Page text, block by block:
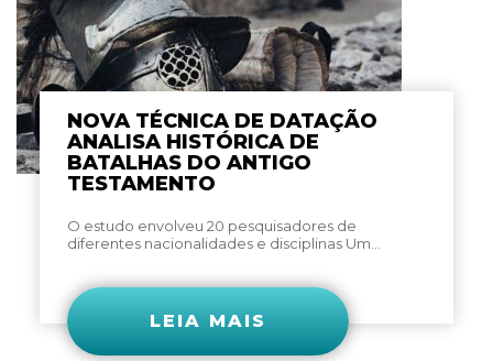
NOVA TÉCNICA DE DATAÇÃO
ANALISA HISTÓRICA DE
BATALHAS DO ANTIGO
TESTAMENTO
O estudo envolveu 20 pesquisadores de
diferentes nacionalidades e disciplinas Um...
LEIA MAIS